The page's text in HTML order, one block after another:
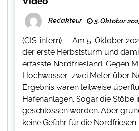
Redakteur 5. Oktober
(CIS-intern) – Am 5. Oktober
der erste Herbststurm und
erfasste Nordfriesland. Gegen
Hochwasser zwei Meter über
Ergebnis waren teilweise
Hafenanlagen. Sogar die Stöbe
geschlossen worden. Aber
keine Gefahr für die Nordfriesen.